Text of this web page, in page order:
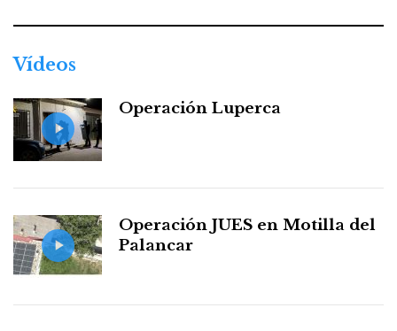
Vídeos
Operación Luperca
Operación JUES en Motilla del
Palancar